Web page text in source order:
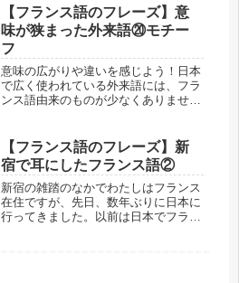
味が抜け落ちたり、変わってしまうこ
とすらあります。外来語・元の単語の
両方...
【フランス語のフレーズ】意
味が狭まった外来語⑳モチー
フ
意味の広がりや違いを感じよう！日本
で広く使われている外来語には、フラ
ンス語由来のものが少なくありませ
味が抜け落ちたり、変わってしまうこ
とすらあります。外来語・元の単語の
両方...
【フランス語のフレーズ】新
宿で耳にしたフランス語②
新宿の雑踏のなかでわたしはフランス
在住ですが、先日、数年ぶりに日本に
行ってきました。以前は日本でフラン